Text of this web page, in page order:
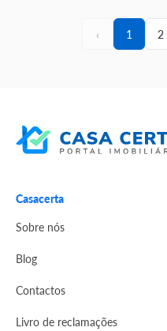
‹ 1 2
Casacerta
Sobre nós
Blog
Contactos
Livro de reclamações